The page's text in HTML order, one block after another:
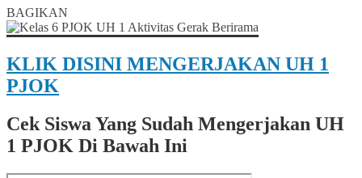
BAGIKAN
KLIK DISINI MENGERJAKAN UH 1
PJOK
Cek Siswa Yang Sudah Mengerjakan UH
1 PJOK Di Bawah Ini